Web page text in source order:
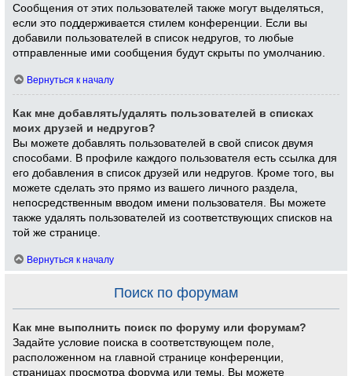
Сообщения от этих пользователей также могут выделяться,
если это поддерживается стилем конференции. Если вы
добавили пользователей в список недругов, то любые
отправленные ими сообщения будут скрыты по умолчанию.
Вернуться к началу
Как мне добавлять/удалять пользователей в списках
моих друзей и недругов?
Вы можете добавлять пользователей в свой список двумя
способами. В профиле каждого пользователя есть ссылка для
его добавления в список друзей или недругов. Кроме того, вы
можете сделать это прямо из вашего личного раздела,
непосредственным вводом имени пользователя. Вы можете
также удалять пользователей из соответствующих списков на
той же странице.
Вернуться к началу
Поиск по форумам
Как мне выполнить поиск по форуму или форумам?
Задайте условие поиска в соответствующем поле,
расположенном на главной странице конференции,
страницах просмотра форума или темы. Вы можете